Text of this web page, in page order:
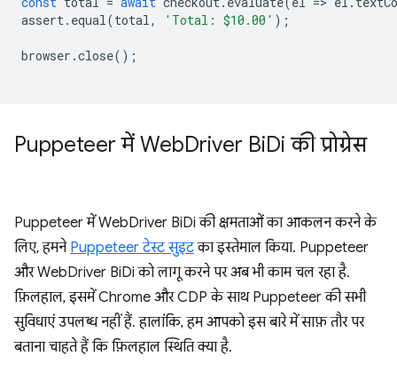
assert. equal(total, 'Total: $10.00' );
browser .close();
Puppeteer में WebDriver BiDi की प्रोग्रेस
Puppeteer में WebDriver BiDi की क्षमताओं का आकलन करने के
लिए, हमने Puppeteer टेस्ट सुइटका इस्तेमाल किया. Puppeteer
और WebDriver BiDi को लागू करने पर अब भी काम चल रहा है.
फ़िलहाल, इसमें Chrome और CDP के साथ Puppeteer की सभी
सुविधाएं उपलब्ध नहीं हैं. हालांकि, हम आपको इस बारे में साफ़ तौर पर
बताना चाहते हैं कि फ़िलहाल स्थिति क्या है.